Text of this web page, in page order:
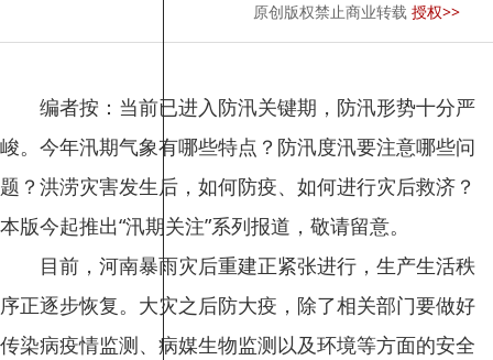
原创版权禁止商业转载 授权>>
编者按：当前已进入防汛关键期，防汛形势十分严
峻。今年汛期气象有哪些特点？防汛度汛要注意哪些问
题？洪涝灾害发生后，如何防疫、如何进行灾后救济？
本版今起推出“汛期关注”系列报道，敬请留意。
目前，河南暴雨灾后重建正紧张进行，生产生活秩
序正逐步恢复。大灾之后防大疫，除了相关部门要做好
传染病疫情监测、病媒生物监测以及环境等方面的安全